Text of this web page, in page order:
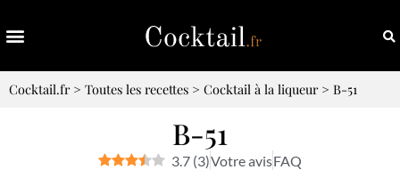
Cocktail.fr> Toutes les recettes > Cocktail à la liqueur> B-51
B-51
3.7 (3)Votre avisFAQ